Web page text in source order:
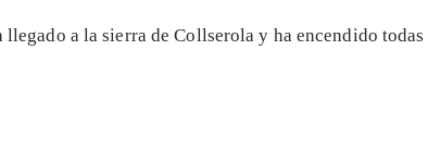
a la sierra de Collserola y ha encendido